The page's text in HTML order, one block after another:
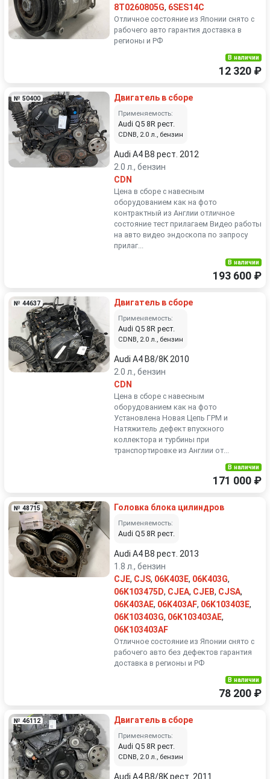
8T0260805G, 6SES14C
Отличное состояние из Японии снято с
рабочего авто гарантия доставка в
регионы и РФ
В наличии
12 320 ₽
№ 50400 Двигатель в сборе
Применяемость:
Audi Q5 8R рест.
CDNB, 2.0 л., бензин
Audi A4 B8 рест. 2012
2.0 л., бензин
CDN
Цена в сборе с навесным
оборудованием как на фото
контрактный из Англии отличное
состояние тест прилагаем Видео работы
на авто видео эндоскопа по запросу
прилаг...
В наличии
193 600 ₽
№ 44637 Двигатель в сборе
Применяемость:
Audi Q5 8R рест.
CDNB, 2.0 л., бензин
Audi A4 B8/8K 2010
2.0 л., бензин
CDN
Цена в сборе с навесным
оборудованием как на фото
Установлена Новая Цепь ГРМ и
Натяжитель дефект впускного
коллектора и турбины при
транспортировке из Англии от...
В наличии
171 000 ₽
№ 48715 Головка блока цилиндров
Применяемость:
Audi Q5 8R рест.
Audi A4 B8 рест. 2013
1.8 л., бензин
CJE, CJS, 06K403E, 06K403G,
06K103475D, CJEA, CJEB, CJSA,
06K403AE, 06K403AF, 06K103403E,
06K103403G, 06K103403AE,
06K103403AF
Отличное состояние из Японии снято с
рабочего авто без дефектов гарантия
доставка в регионы и РФ
В наличии
78 200 ₽
№ 46112 Двигатель в сборе
Применяемость:
Audi Q5 8R рест.
CDNB, 2.0 л., бензин
Audi A4 B8/8K рест. 2011